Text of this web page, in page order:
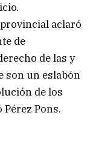
aclaró
de
de las y
son un eslabón
de los
Pons.